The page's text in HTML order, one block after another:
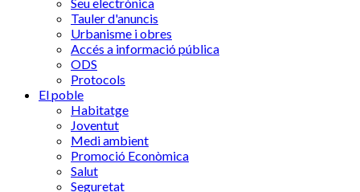
Tauler d'anuncis
Urbanisme i obres
Accés a informació pública
ODS
Protocols
El poble
Habitatge
Joventut
Medi ambient
Promoció Econòmica
Salut
Seguretat